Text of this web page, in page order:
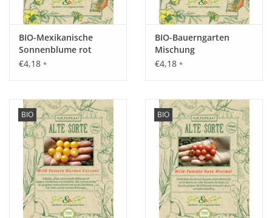
Standort:
Geringe Ansprüche an Düngung und Bewässerung, sonnig
Ernte / Blüte:
Ab Mitte Juli.
Verwendung:
Vielfältige Verwendung in Garten und Küche.
BIO-Mexikanische
Sonnenblume rot
€4,18 *
BIO-Bauerngarten
Mischung
€4,18 *
BIO BIO